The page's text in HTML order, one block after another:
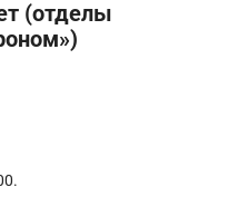
(отделы